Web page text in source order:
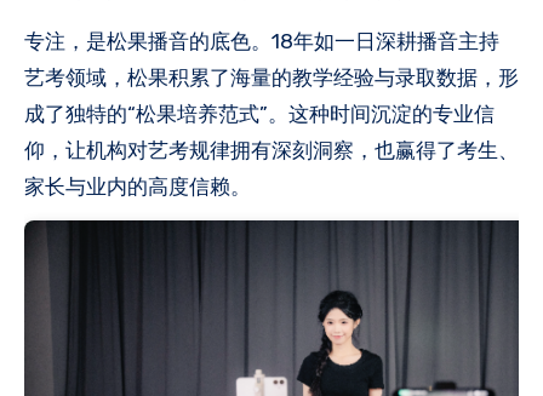
专注，是松果播音的底色。18年如一日深耕播音主持
艺考领域，松果积累了海量的教学经验与录取数据，形
成了独特的“松果培养范式”。这种时间沉淀的专业信
仰，让机构对艺考规律拥有深刻洞察，也赢得了考生、
家长与业内的高度信赖。